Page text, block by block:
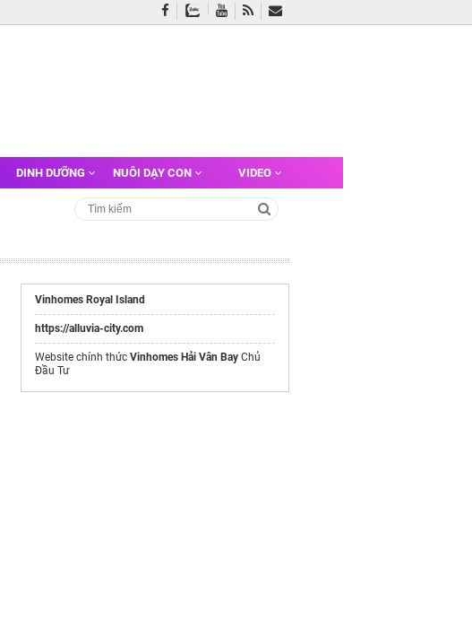
DINH DƯỠNG NUÔI DẠY CON VIDEO
Vinhomes Royal Island
https://alluvia-city.com
Website chính thức Vinhomes Hải Vân Bay Chủ
Đầu Tư